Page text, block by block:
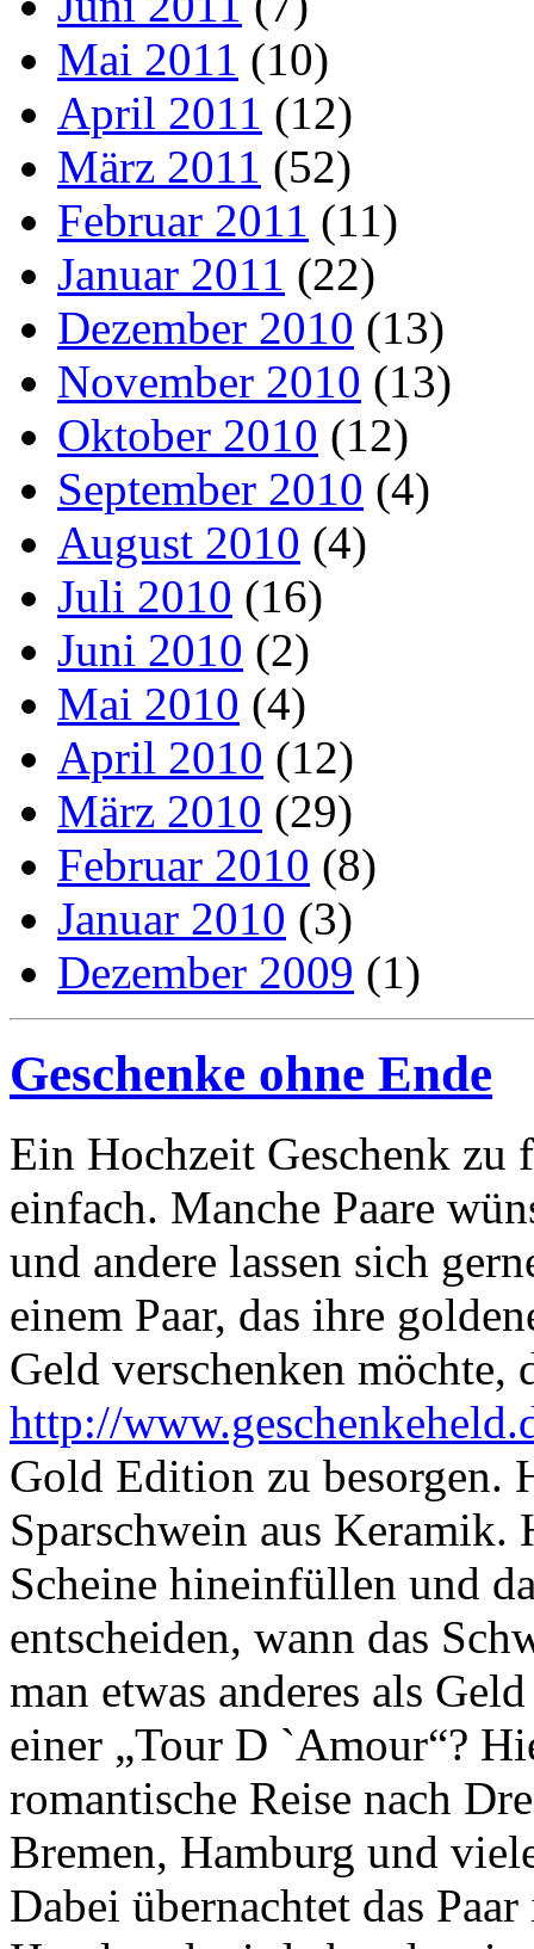
Mai 2011 (10)
April 2011 (12)
März 2011 (52)
Februar 2011 (11)
Januar 2011 (22)
Dezember 2010 (13)
November 2010 (13)
Oktober 2010 (12)
September 2010 (4)
August 2010 (4)
Juli 2010 (16)
Juni 2010 (2)
Mai 2010 (4)
April 2010 (12)
März 2010 (29)
Februar 2010 (8)
Januar 2010 (3)
Dezember 2009 (1)
Geschenke ohne Ende
Ein Hochzeit Geschenk zu
einfach. Manche Paare
und andere lassen sich
einem Paar, das ihre
Geld verschenken möchte,
http://
Gold Edition zu besorgen.
Sparschwein aus
Scheine hineinfüllen und
entscheiden, wann das
man etwas anderes als
einer „Tour D `Amour“?
romantische Reise nach
Bremen, Hamburg und
Dabei übernachtet das